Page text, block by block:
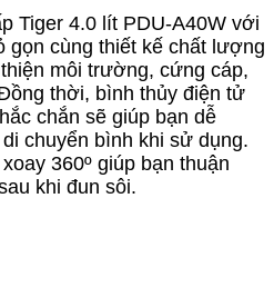
Tiger 4.0 lít PDU-A40W với
gọn cùng thiết kế chất lượng
môi trường, cứng cáp,
thời, bình thủy điện tử
chắn sẽ giúp bạn dễ
chuyển bình khi sử dụng.
360º giúp bạn thuận
khi đun sôi.